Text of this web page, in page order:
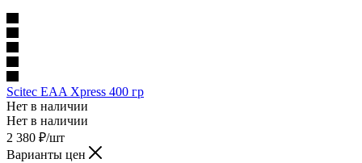
Scitec EAA Xpress 400 гр
Нет в наличии
Нет в наличии
2 380 ₽/шт
Варианты цен